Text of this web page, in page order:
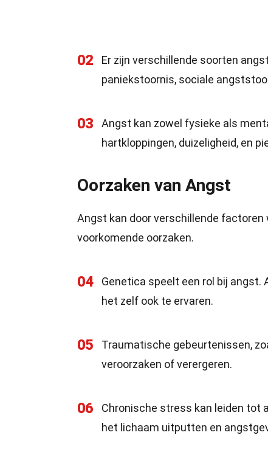
02
Er zijn verschillende soorten
paniekstoornis, sociale
03
Angst kan zowel fysieke als
hartkloppingen, duizeligheid, en
Oorzaken van Angst
Angst kan door verschillende factoren
voorkomende oorzaken.
04
Genetica speelt een rol bij angst.
het zelf ook te ervaren.
05
Traumatische gebeurtenissen,
veroorzaken of verergeren.
06
Chronische stress kan leiden tot
het lichaam uitputten en